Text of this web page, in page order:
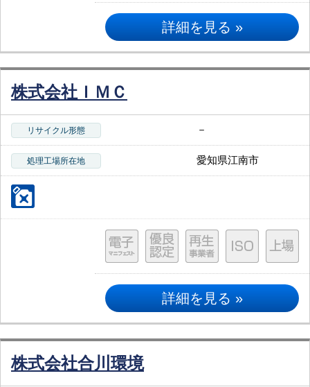
詳細を見る »
株式会社ＩＭＣ
リサイクル形態 －
処理工場所在地 愛知県江南市
詳細を見る »
株式会社合川環境